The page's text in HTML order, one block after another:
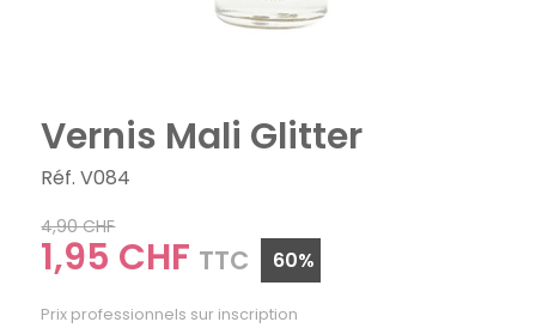
Vernis Mali Glitter
Réf. V084
4,90 CHF
1,95 CHF TTC 60%
Prix professionnels sur inscription